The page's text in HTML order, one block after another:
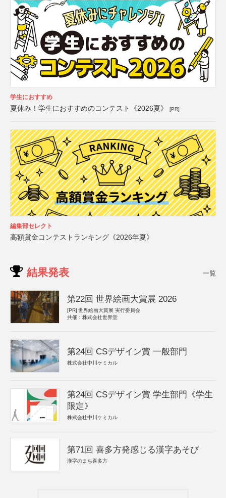
学生におすすめ
夏休み！学生におすすめのコンテスト《2026夏》 [PR]
編集部セレクト
高額賞金コンテストランキング《2026年夏》
結果発表 一覧
第22回 世界絵画大賞展 2026
[PR] 世界絵画大賞展 実行委員会
共催：株式会社世界堂
第24回 CSデザイン賞 一般部門
株式会社中川ケミカル
第24回 CSデザイン賞 学生部門《学生
限定》
株式会社中川ケミカル
第71回 喜多方発感じる漢字あそび
漢字のまち喜多方